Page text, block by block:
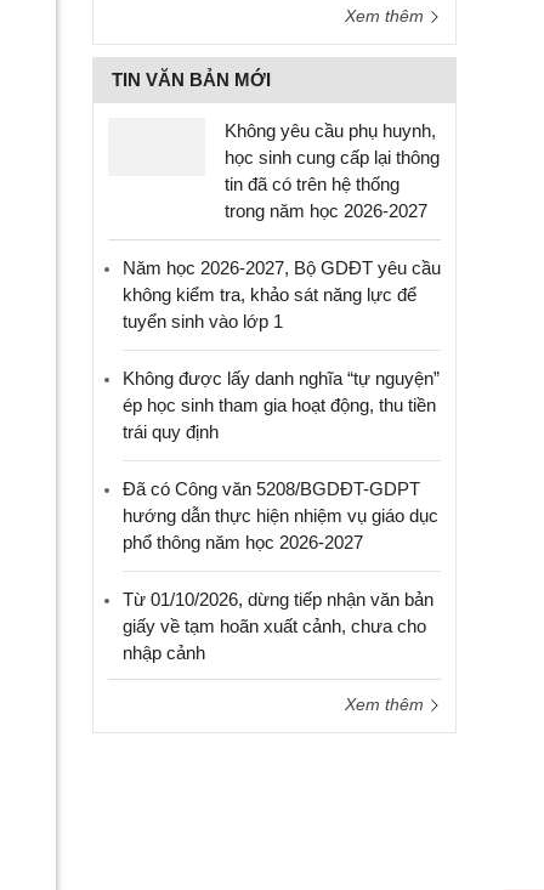
Xem thêm
TIN VĂN BẢN MỚI
Không yêu cầu phụ huynh,
học sinh cung cấp lại thông
tin đã có trên hệ thống
trong năm học 2026-2027
Năm học 2026-2027, Bộ GDĐT yêu cầu
không kiểm tra, khảo sát năng lực để
tuyển sinh vào lớp 1
Không được lấy danh nghĩa “tự nguyện”
ép học sinh tham gia hoạt động, thu tiền
trái quy định
Đã có Công văn 5208/BGDĐT-GDPT
hướng dẫn thực hiện nhiệm vụ giáo dục
phổ thông năm học 2026-2027
Từ 01/10/2026, dừng tiếp nhận văn bản
giấy về tạm hoãn xuất cảnh, chưa cho
nhập cảnh
Xem thêm